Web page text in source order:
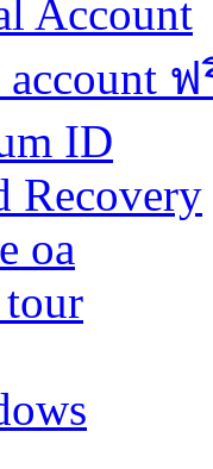
Account
ID
Recovery
oa